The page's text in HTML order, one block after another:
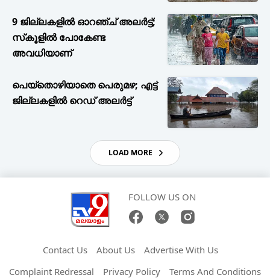
9 ജില്ലകളില്‍ ഓറഞ്ച് അലര്‍ട്ട്;
സ്‌കൂളില്‍ പോകേണ്ട
അവധിയാണ്‌
പെയ്തൊഴിയാതെ പെരുമഴ; എട്ട്
ജില്ലകളില്‍ റെഡ് അലര്‍ട്ട്‌
LOAD MORE
FOLLOW US ON
Contact Us About Us
Advertise With Us
Complaint Redressal
Privacy Policy Terms And Conditions